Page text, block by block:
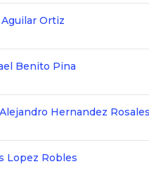
Aguilar Ortiz
Benito Pina
Hernandez Rosales
Lopez Robles